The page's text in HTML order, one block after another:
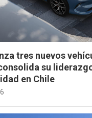
tres nuevos
su
en Chile